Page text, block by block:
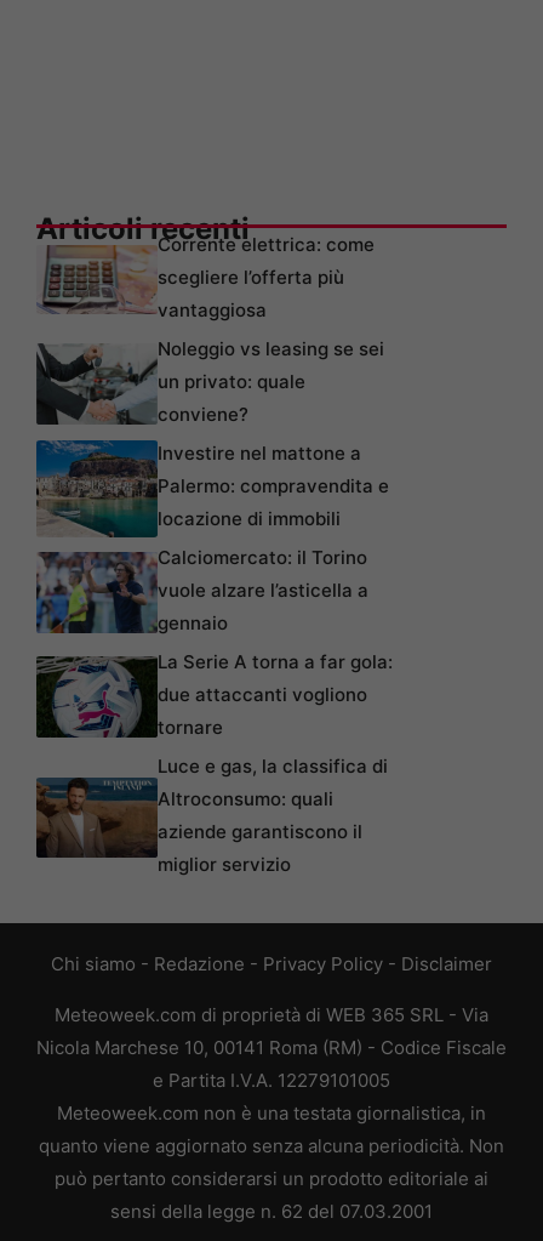
Articoli recentiCorrente elettrica: come
scegliere l’offerta più
vantaggiosa
Noleggio vs leasing se sei
un privato: quale
conviene?
Investire nel mattone a
Palermo: compravendita e
locazione di immobili
Calciomercato: il Torino
vuole alzare l’asticella a
gennaio
La Serie A torna a far gola:
due attaccanti vogliono
tornare
Luce e gas, la classifica di
Altroconsumo: quali
aziende garantiscono il
miglior servizio
Chi siamo - Redazione - Privacy Policy - Disclaimer
Meteoweek.com di proprietà di WEB 365 SRL - Via
Nicola Marchese 10, 00141 Roma (RM) - Codice Fiscale
e Partita I.V.A. 12279101005
Meteoweek.com non è una testata giornalistica, in
quanto viene aggiornato senza alcuna periodicità. Non
può pertanto considerarsi un prodotto editoriale ai
sensi della legge n. 62 del 07.03.2001